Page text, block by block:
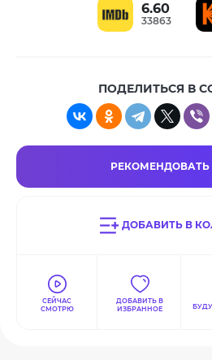
6.60
33863
ПОДЕЛИТЬСЯ В
ДОБАВИТЬ В
СЕЙЧАС
СМОТРЮ
ДОБАВИТЬ В
ИЗБРАННОЕ